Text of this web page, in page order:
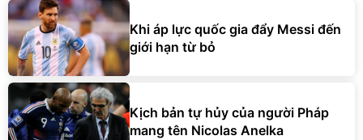
Khi áp lực quốc gia đẩy Messi đến
giới hạn từ bỏ
Kịch bản tự hủy của người Pháp
mang tên Nicolas Anelka